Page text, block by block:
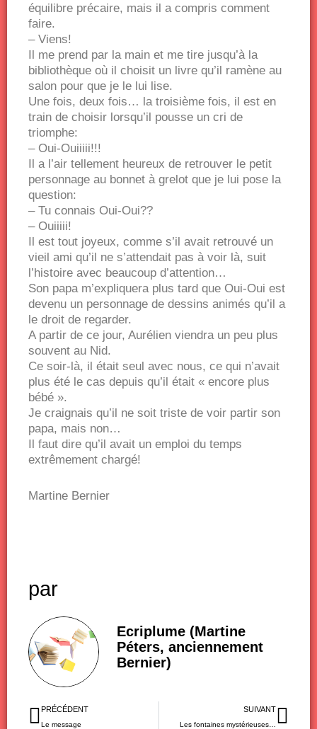
équilibre précaire, mais il a compris comment
faire.
– Viens!
Il me prend par la main et me tire jusqu’à la
bibliothèque où il choisit un livre qu’il ramène au
salon pour que je le lui lise.
Une fois, deux fois… la troisième fois, il est en
train de choisir lorsqu’il pousse un cri de
triomphe:
– Oui-Ouiiiii!!!
Il a l’air tellement heureux de retrouver le petit
personnage au bonnet à grelot que je lui pose la
question:
– Tu connais Oui-Oui??
– Ouiiiii!
Il est tout joyeux, comme s’il avait retrouvé un
vieil ami qu’il ne s’attendait pas à voir là, suit
l’histoire avec beaucoup d’attention…
Son papa m’expliquera plus tard que Oui-Oui est
devenu un personnage de dessins animés qu’il a
le droit de regarder.
A partir de ce jour, Aurélien viendra un peu plus
souvent au Nid.
Ce soir-là, il était seul avec nous, ce qui n’avait
plus été le cas depuis qu’il était « encore plus
bébé ».
Je craignais qu’il ne soit triste de voir partir son
papa, mais non…
Il faut dire qu’il avait un emploi du temps
extrêmement chargé!
Martine Bernier
par
Ecriplume (Martine
Péters, anciennement
Bernier)
Précédent
PRÉCÉDENT
Le message
SUIVANT
Les fontaines mystérieuses…